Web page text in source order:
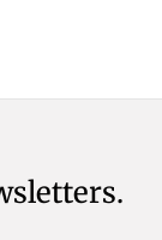
Latine,